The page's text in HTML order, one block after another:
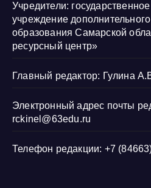
Учредители:
учреждение
образования Самарской
ресурсный центр»
Главный редактор: Гулина
Электронный адрес почты
rckinel@63edu.ru
Телефон редакции: +7